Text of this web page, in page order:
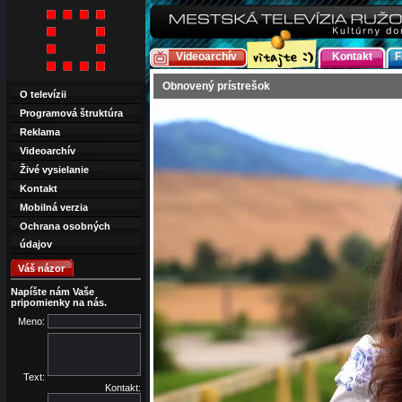
Videoarchív Kontakt
Obnovený prístrešok
O televízii
Programová štruktúra
Reklama
Videoarchív
Živé vysielanie
Kontakt
Mobilná verzia
Ochrana osobných
údajov
Váš názor
Napíšte nám Vaše
pripomienky na nás.
Meno:
Text:
Kontakt: